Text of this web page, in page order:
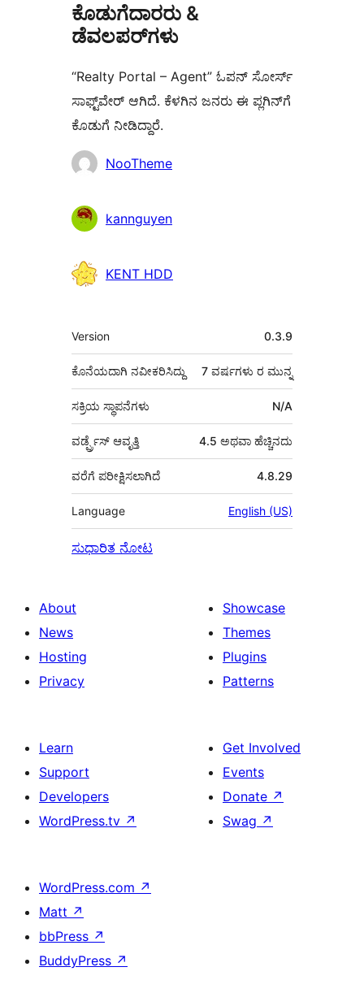
ಕೊಡುಗೆದಾರರು &
ಡೆವಲಪರ್‌ಗಳು
“Realty Portal – Agent” ಓಪನ್ ಸೋರ್ಸ್
ಸಾಫ್ಟ್‌ವೇರ್ ಆಗಿದೆ. ಕೆಳಗಿನ ಜನರು ಈ ಪ್ಲಗಿನ್‌ಗೆ
ಕೊಡುಗೆ ನೀಡಿದ್ದಾರೆ.
ಕೊಡುಗೆದಾರರು
NooTheme
kannguyen
KENT HDD
ಮೆಟಾ
Version 0.3.9
ಕೊನೆಯದಾಗಿ ನವೀಕರಿಸಿದ್ದು 7 ವರ್ಷಗಳು ರ ಮುನ್ನ
ಸಕ್ರಿಯ ಸ್ಥಾಪನೆಗಳು N/A
ವರ್ಡ್ಪ್ರೆಸ್ ಆವೃತ್ತಿ 4.5 ಅಥವಾ ಹೆಚ್ಚಿನದು
4.8.29
ವರೆಗೆ ಪರೀಕ್ಷಿಸಲಾಗಿದೆ
Language English (US)
ಸುಧಾರಿತ ನೋಟ
About
News
Hosting
Privacy
Showcase
Themes
Plugins
Patterns
Learn
Support
Developers
WordPress.tv ↗
Get Involved
Events
Donate ↗
Swag ↗
WordPress.com ↗
Matt ↗
bbPress ↗
BuddyPress ↗